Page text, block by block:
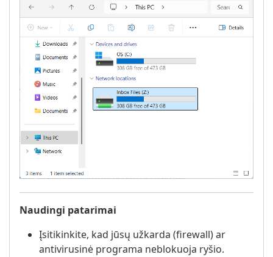
Naudingi patarimai
Įsitikinkite, kad jūsų užkarda (firewall) ar
antivirusinė programa neblokuoja ryšio.